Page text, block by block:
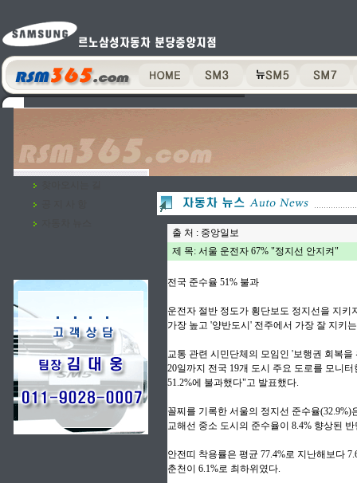
출 처 : 중앙일보
제 목: 서울 운전자 67% "정지선 안지켜"
전국 준수율 51% 불과
운전자 절반 정도가 횡단보도 정지선을 지
가장 높고 '양반도시' 전주에서 가장 잘 지키
교통 관련 시민단체의 모임인 '보행권 회복
20일까지 전국 19개 도시 주요 도로를 모니
51.2%에 불과했다"고 발표했다.
꼴찌를 기록한 서울의 정지선 준수율
교해선 중소 도시의 준수율이 8.4% 향상된
안전띠 착용률은 평균 77.4%로 지난해보다
춘천이 6.1%로 최하위였다.